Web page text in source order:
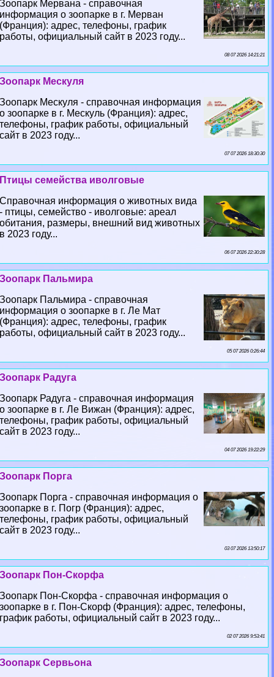
Зоопарк Мервана - справочная
информация о зоопарке в г. Мерван
(Франция): адрес, телефоны, график
работы, официальный сайт в 2023 году...
08 07 2026 14:21:21
Зоопарк Мескуля
Зоопарк Мескуля - справочная информация
о зоопарке в г. Мескуль (Франция): адрес,
телефоны, график работы, официальный
сайт в 2023 году...
07 07 2026 18:30:30
Птицы семейства иволговые
Справочная информация о животных вида
- птицы, семейство - иволговые: ареал
обитания, размеры, внешний вид животных
в 2023 году...
06 07 2026 22:30:28
Зоопарк Пальмира
Зоопарк Пальмира - справочная
информация о зоопарке в г. Ле Мат
(Франция): адрес, телефоны, график
работы, официальный сайт в 2023 году...
05 07 2026 0:26:44
Зоопарк Радуга
Зоопарк Радуга - справочная информация
о зоопарке в г. Ле Вижан (Франция): адрес,
телефоны, график работы, официальный
сайт в 2023 году...
04 07 2026 19:22:29
Зоопарк Порга
Зоопарк Порга - справочная информация о
зоопарке в г. Погр (Франция): адрес,
телефоны, график работы, официальный
сайт в 2023 году...
03 07 2026 13:50:17
Зоопарк Пон-Скорфа
Зоопарк Пон-Скорфа - справочная информация о
зоопарке в г. Пон-Скорф (Франция): адрес, телефоны,
график работы, официальный сайт в 2023 году...
02 07 2026 9:53:41
Зоопарк Сервьона